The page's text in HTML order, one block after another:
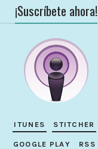
¡Suscríbete ahora!
ITUNES STITCHER
GOOGLE PLAY RSS